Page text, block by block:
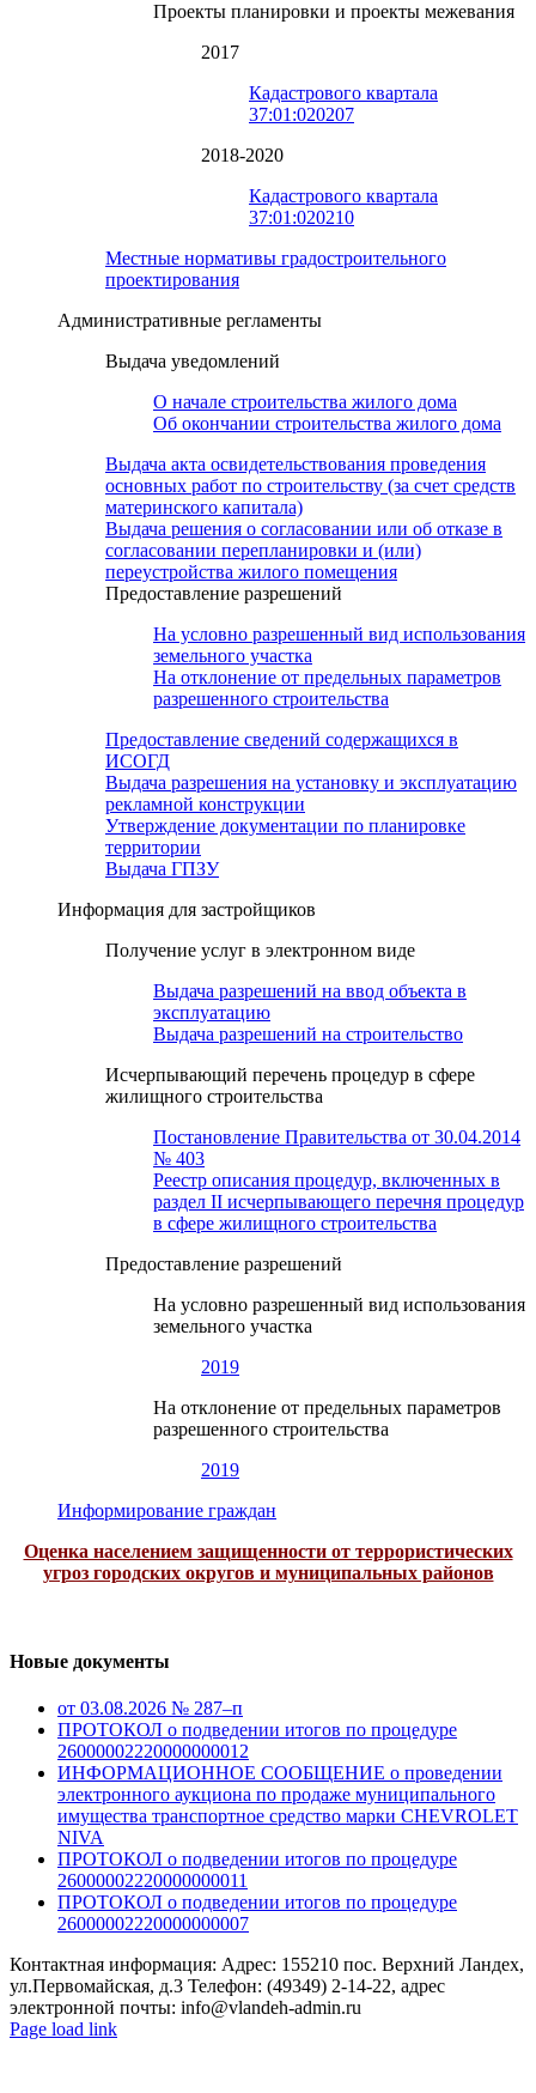
Проекты планировки и проекты межевания
2017
Кадастрового квартала
37:01:020207
2018-2020
Кадастрового квартала
37:01:020210
Местные нормативы градостроительного
проектирования
Административные регламенты
Выдача уведомлений
О начале строительства жилого дома
Об окончании строительства жилого дома
Выдача акта освидетельствования проведения
основных работ по строительству (за счет средств
материнского капитала)
Выдача решения о согласовании или об отказе в
согласовании перепланировки и (или)
переустройства жилого помещения
Предоставление разрешений
На условно разрешенный вид использования
земельного участка
На отклонение от предельных параметров
разрешенного строительства
Предоставление сведений содержащихся в
ИСОГД
Выдача разрешения на установку и эксплуатацию
рекламной конструкции
Утверждение документации по планировке
территории
Выдача ГПЗУ
Информация для застройщиков
Получение услуг в электронном виде
Выдача разрешений на ввод объекта в
эксплуатацию
Выдача разрешений на строительство
Исчерпывающий перечень процедур в сфере
жилищного строительства
Постановление Правительства от 30.04.2014
№ 403
Реестр описания процедур, включенных в
раздел II исчерпывающего перечня процедур
в сфере жилищного строительства
Предоставление разрешений
На условно разрешенный вид использования
земельного участка
2019
На отклонение от предельных параметров
разрешенного строительства
2019
Информирование граждан
Оценка населением защищенности от террористических
угроз городских округов и муниципальных районов
Новые документы
от 03.08.2026 № 287–п
ПРОТОКОЛ о подведении итогов по процедуре
26000002220000000012
ИНФОРМАЦИОННОЕ СООБЩЕНИЕ о проведении
электронного аукциона по продаже муниципального
имущества транспортное средство марки CHEVROLET
NIVA
ПРОТОКОЛ о подведении итогов по процедуре
26000002220000000011
ПРОТОКОЛ о подведении итогов по процедуре
26000002220000000007
Контактная информация: Адрес: 155210 пос. Верхний Ландех,
ул.Первомайская, д.3 Телефон: (49349) 2-14-22, адрес
электронной почты: info@vlandeh-admin.ru
Page load link